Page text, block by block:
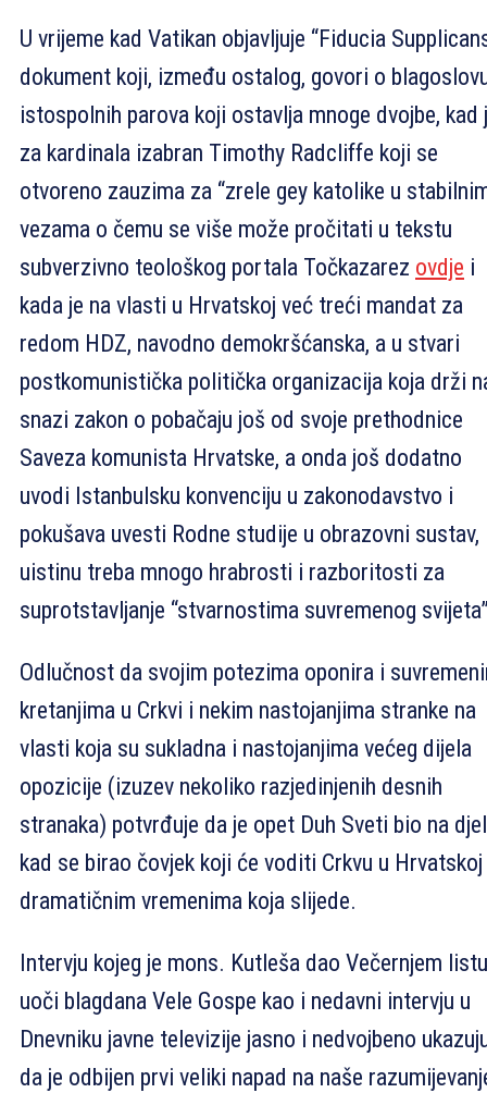
U vrijeme kad Vatikan objavljuje “Fiducia
dokument koji, između ostalog, govori o
istospolnih parova koji ostavlja mnoge dvojbe, kad
za kardinala izabran Timothy Radcliffe koji se
otvoreno zauzima za “zrele gey katolike u
vezama o čemu se više može pročitati u tekstu
subverzivno teološkog portala Točkazarez ovdje i
kada je na vlasti u Hrvatskoj već treći mandat za
redom HDZ, navodno demokršćanska, a u stvari
postkomunistička politička organizacija koja drži
snazi zakon o pobačaju još od svoje prethodnice
Saveza komunista Hrvatske, a onda još dodatno
uvodi Istanbulsku konvenciju u zakonodavstvo i
pokušava uvesti Rodne studije u obrazovni sustav,
uistinu treba mnogo hrabrosti i razboritosti za
suprotstavljanje “stvarnostima suvremenog
Odlučnost da svojim potezima oponira i
kretanjima u Crkvi i nekim nastojanjima stranke na
vlasti koja su sukladna i nastojanjima većeg dijela
opozicije (izuzev nekoliko razjedinjenih desnih
stranaka) potvrđuje da je opet Duh Sveti bio na
kad se birao čovjek koji će voditi Crkvu u Hrvatskoj
dramatičnim vremenima koja slijede.
Intervju kojeg je mons. Kutleša dao Večernjem listu
uoči blagdana Vele Gospe kao i nedavni intervju u
Dnevniku javne televizije jasno i nedvojbeno
da je odbijen prvi veliki napad na naše